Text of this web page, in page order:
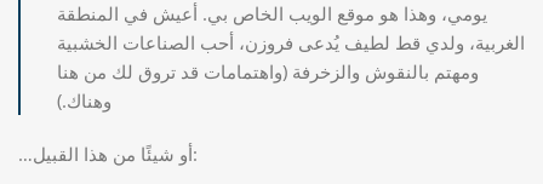
يومي، وهذا هو موقع الويب الخاص بي. أعيش في المنطقة
الغربية، ولدي قط لطيف يُدعى فروزن، أحب الصناعات الخشبية
ومهتم بالنقوش والزخرفة (واهتمامات قد تروق لك من هنا
وهناك.)
…أو شيئًا من هذا القبيل: